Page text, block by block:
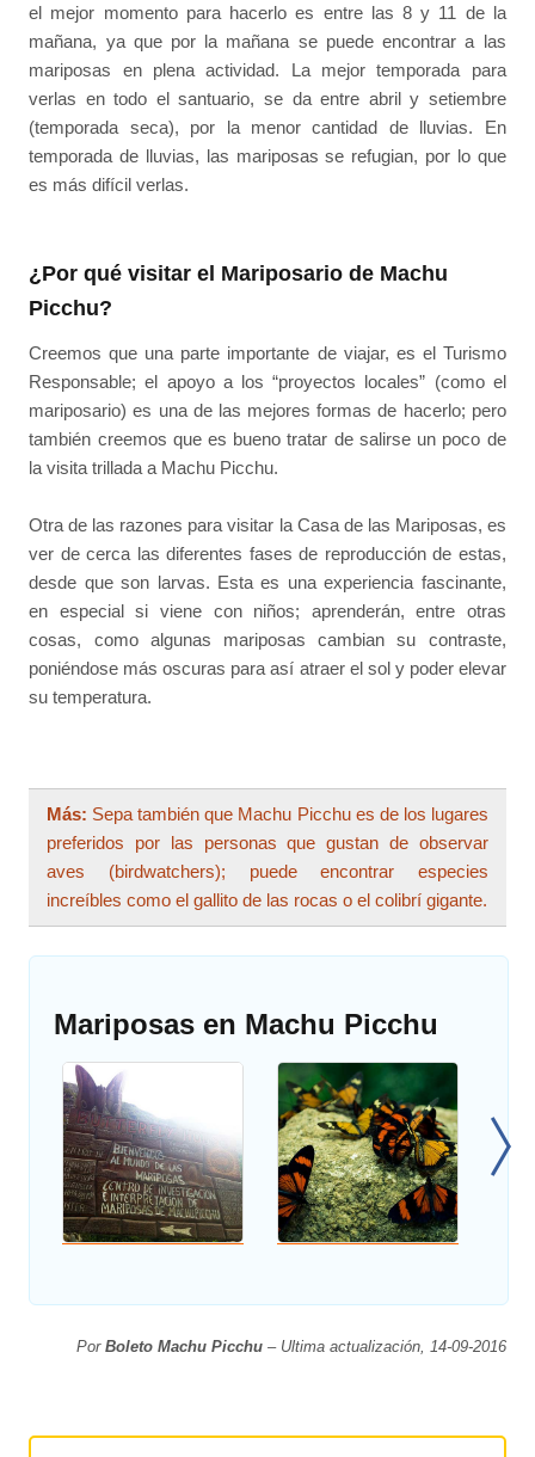
el mejor momento para hacerlo es entre las 8 y 11 de la
mañana, ya que por la mañana se puede encontrar a las
mariposas en plena actividad. La mejor temporada para
verlas en todo el santuario, se da entre abril y setiembre
(temporada seca), por la menor cantidad de lluvias. En
temporada de lluvias, las mariposas se refugian, por lo que
es más difícil verlas.
¿Por qué visitar el Mariposario de Machu
Picchu?
Creemos que una parte importante de viajar, es el Turismo
Responsable; el apoyo a los “proyectos locales” (como el
mariposario) es una de las mejores formas de hacerlo; pero
también creemos que es bueno tratar de salirse un poco de
la visita trillada a Machu Picchu.
Otra de las razones para visitar la Casa de las Mariposas, es
ver de cerca las diferentes fases de reproducción de estas,
desde que son larvas. Esta es una experiencia fascinante,
en especial si viene con niños; aprenderán, entre otras
cosas, como algunas mariposas cambian su contraste,
poniéndose más oscuras para así atraer el sol y poder elevar
su temperatura.
Más: Sepa también que Machu Picchu es de los lugares
preferidos por las personas que gustan de observar
aves (birdwatchers); puede encontrar especies
increíbles como el gallito de las rocas o el colibrí gigante.
Mariposas en Machu Picchu
Por Boleto Machu Picchu– Ultima actualización, 14-09-2016